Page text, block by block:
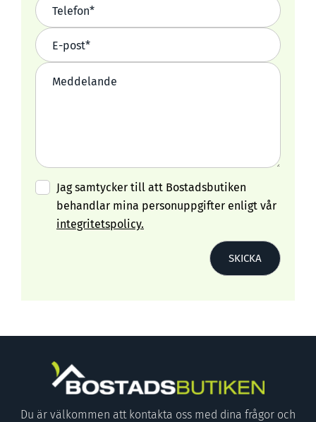
Jag samtycker till att Bostadsbutiken
behandlar mina personuppgifter enligt vår
integritetspolicy.
Du är välkommen att kontakta oss med dina frågor och